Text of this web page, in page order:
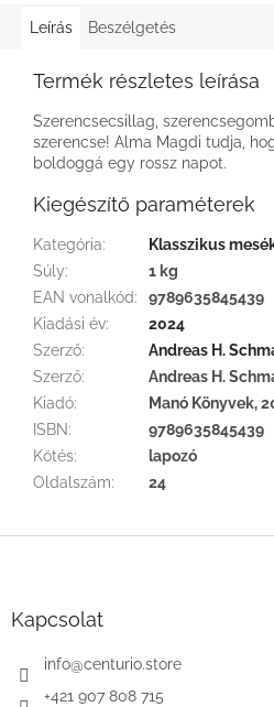
Leírás Beszélgetés
Termék részletes leírása
Szerencsecsillag,
szerencse! Alma Magdi tudja,
boldoggá egy rossz napot.
Kiegészítő paraméterek
Kategória:
Klasszikus
Súly:
1 kg
EAN vonalkód:
9789635845439
Kiadási év:
2024
Szerző:
Andreas H.
Szerző:
Andreas H.
Kiadó:
Manó Könyvek,
ISBN:
9789635845439
Kötés:
lapozó
Oldalszám: 24
Kapcsolat
info@centurio.store
+421 907 808 715